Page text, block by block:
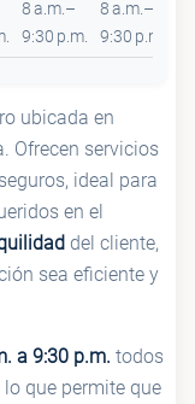
8 a.m.–
9:30 p.m.
8 a.m.–
9:30 p.m.
ubicada en
Ofrecen servicios
ideal para
en el
del cliente,
sea eficiente y
a 9:30 p.m. todos
que permite que